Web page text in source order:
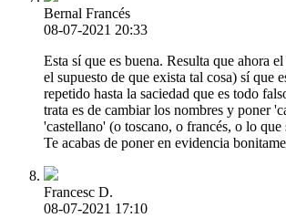
Bernal Francés
08-07-2021 20:33
Esta sí que es buena. Resulta que ahora
el supuesto de que exista tal cosa) sí que
repetido hasta la saciedad que es todo
trata es de cambiar los nombres y poner
'castellano' (o toscano, o francés, o lo que
Te acabas de poner en evidencia
Francesc D.
08-07-2021 17:10